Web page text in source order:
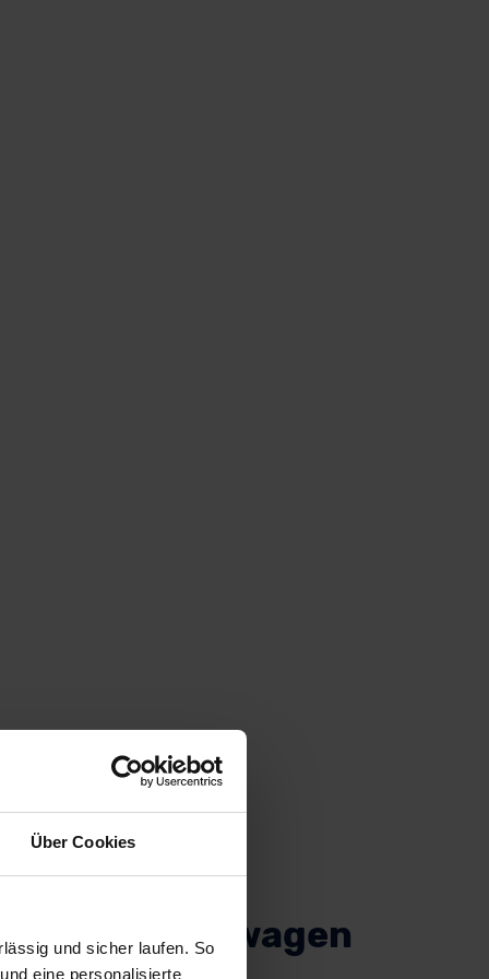
Über Cookies
und sicher laufen. So
eine personalisierte
Neuwagen